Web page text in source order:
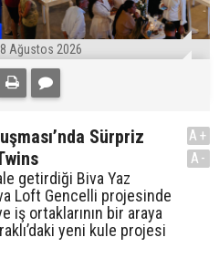
Ağustos 2026
Sürpriz
getirdiği Biva Yaz
Loft Gencelli projesinde
iş ortaklarının bir araya
yeni kule projesi
A+
A-